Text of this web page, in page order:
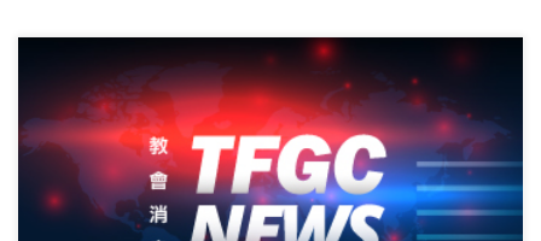
哈利路亞！恭喜游妙咨姊妹、韓伊芙姊妹、江淑美姊妹、吳敏綸姊
妹、徐豐雅姊妹、陳秋吟姊妹、陳秋文姊妹、蘇 […]